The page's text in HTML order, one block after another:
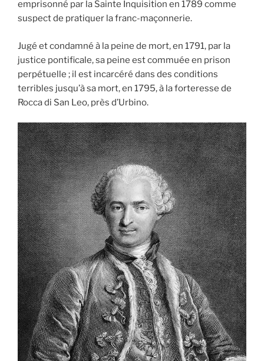
emprisonné par la Sainte Inquisition en 1789 comme
suspect de pratiquer la franc-maçonnerie.
Jugé et condamné à la peine de mort, en 1791, par la
justice pontificale, sa peine est commuée en prison
perpétuelle ; il est incarcéré dans des conditions
terribles jusqu’à sa mort, en 1795, à la forteresse de
Rocca di San Leo, près d’Urbino.